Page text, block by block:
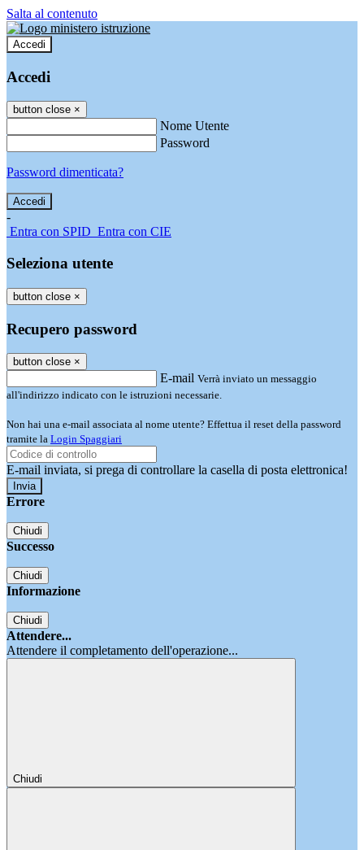
Salta al contenuto
Accedi
Accedi
button close ×
Nome Utente
Password
Password dimenticata?
-
Entra con SPID Entra con CIE
Seleziona utente
button close ×
Recupero password
button close ×
E-mail Verrà inviato un messaggio
all'indirizzo indicato con le istruzioni necessarie.
Non hai una e-mail associata al nome utente? Effettua il reset della password
tramite la Login Spaggiari
E-mail inviata, si prega di controllare la casella di posta elettronica!
Errore
Chiudi
Successo
Chiudi
Informazione
Chiudi
Attendere...
Attendere il completamento dell'operazione...
Chiudi